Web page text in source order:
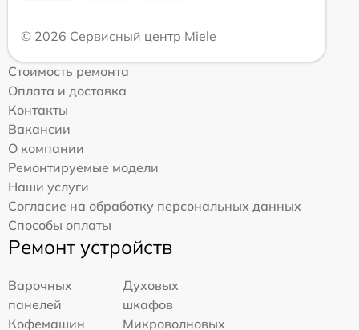
© 2026 Сервисный центр Miele
Стоимость ремонта
Оплата и доставка
Контакты
Вакансии
О компании
Ремонтируемые модели
Наши услуги
Согласие на обработку персональных данных
Способы оплаты
Ремонт устройств
Варочных
панелей
Духовых
шкафов
Кофемашин
Микроволновых